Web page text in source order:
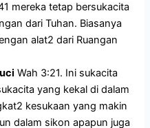
mereka tetap bersukacita
dari Tuhan. Biasanya
alat2 dari Ruangan
Wah 3:21. Ini sukacita
yang kekal di dalam
kesukaan yang makin
dalam sikon apapun juga